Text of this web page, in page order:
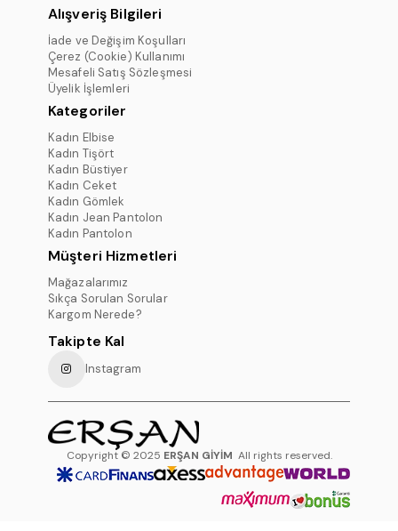
Alışveriş Bilgileri
İade ve Değişim Koşulları
Çerez (Cookie) Kullanımı
Mesafeli Satış Sözleşmesi
Üyelik İşlemleri
Kategoriler
Kadın Elbise
Kadın Tişört
Kadın Büstiyer
Kadın Ceket
Kadın Gömlek
Kadın Jean Pantolon
Kadın Pantolon
Müşteri Hizmetleri
Mağazalarımız
Sıkça Sorulan Sorular
Kargom Nerede?
Takipte Kal
Instagram
Copyright © 2025 ERŞAN GİYİM All rights reserved.